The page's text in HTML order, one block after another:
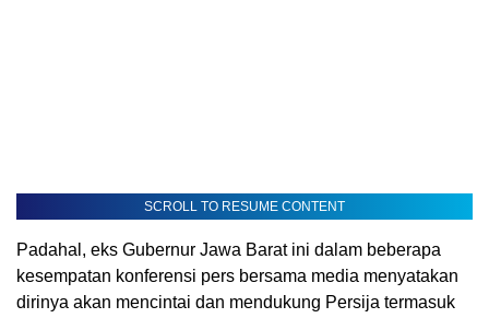
SCROLL TO RESUME CONTENT
Padahal, eks Gubernur Jawa Barat ini dalam beberapa
kesempatan konferensi pers bersama media menyatakan
dirinya akan mencintai dan mendukung Persija termasuk